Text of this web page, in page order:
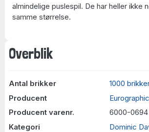
Overblik
Antal brikker
1000
Producent
Producent varenr.
6000-0694
Kategori
Dominic
almindelige puslespil. De har heller ikke
samme størrelse.